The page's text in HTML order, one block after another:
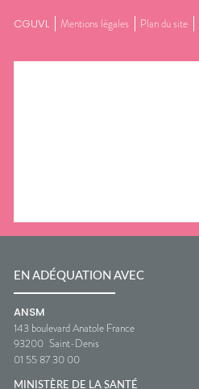
CGUVL Mentions légales Plan du site
EN ADÉQUATION AVEC
ANSM
143 boulevard Anatole France
93200 Saint-Denis
01 55 87 30 00
MINISTÈRE DE LA SANTÉ